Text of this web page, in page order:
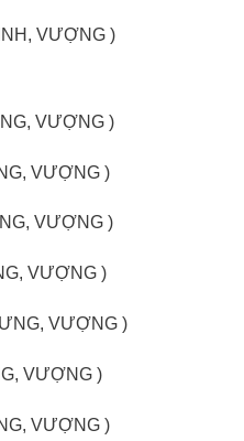
VƯỢNG )
VƯỢNG )
VƯỢNG )
VƯỢNG )
VƯỢNG )
VƯỢNG )
VƯỢNG )
VƯỢNG )